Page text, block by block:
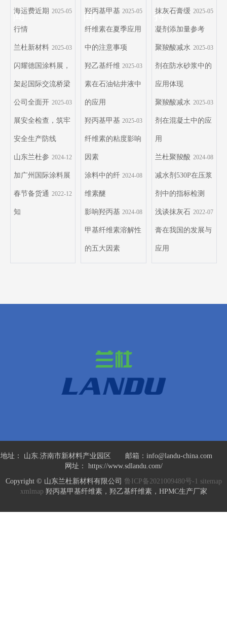
闻 2025-05
海运费近期
行情
2025-03
兰杜新材料
闪耀德国涂料展，
架起国际交流桥梁
2025-03
公司全面开
展安全检查，筑牢
安全生产防线
2024-12
山东兰杜参
加广州国际涂料展
2022-12
春节备货通
知
闻 2025-05
羟丙基甲基
纤维素在夏季应用
中的注意事项
2025-03
羟乙基纤维
素在石油钻井液中
的应用
2025-03
羟丙基甲基
纤维素的粘度影响
因素
2024-08
涂料中的纤
维素醚
2024-08
影响羟丙基
甲基纤维素溶解性
的五大因素
持 2025-05
抹灰石膏缓
凝剂添加量参考
2025-03
聚羧酸减水
剂在防水砂浆中的
应用体现
2025-03
聚羧酸减水
剂在混凝土中的应
用
2024-08
兰杜聚羧酸
减水剂530P在压浆
剂中的指标检测
2022-07
浅谈抹灰石
膏在我国的发展与
应用
地址： 山东.济南市新材料产业园区 邮箱：info@landu-china.com
网址： https://www.sdlandu.com/
Copyright © 山东兰杜新材料有限公司 鲁ICP备2021009480号-1 sitemap
xmlmap 羟丙基甲基纤维素，羟乙基纤维素，HPMC生产厂家